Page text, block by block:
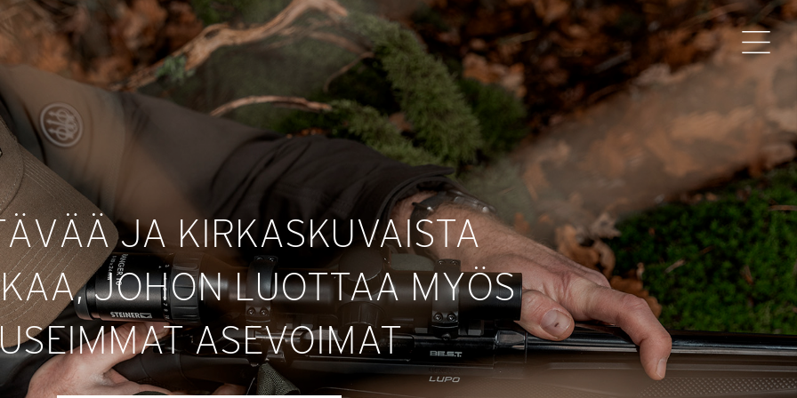
JA KIRKASKUVAISTA
JOHON LUOTTAA MYÖS
ASEVOIMAT